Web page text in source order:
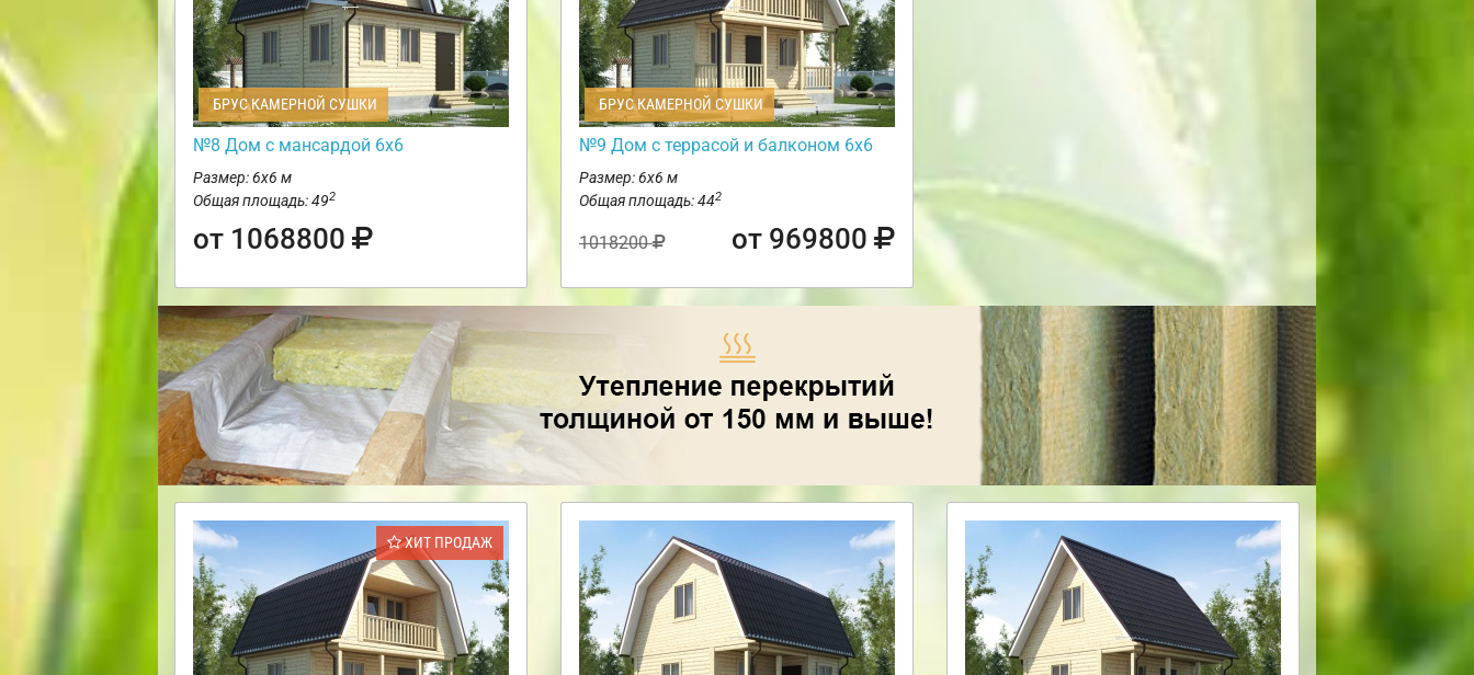
БРУС КАМЕРНОЙ СУШКИ
№8 Дом с мансардой 6х6
Размер: 6х6 м
Общая площадь: 492
от 1068800
БРУС КАМЕРНОЙ СУШКИ
№9 Дом с террасой и балконом 6х6
Размер: 6х6 м
Общая площадь: 442
1018200 от 969800
ХИТ ПРОДАЖ